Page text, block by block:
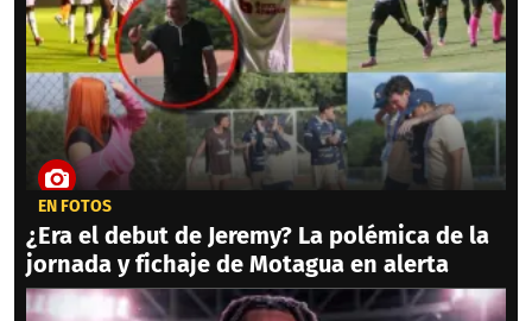
EN FOTOS
¿Era el debut de Jeremy? La polémica de la
jornada y fichaje de Motagua en alerta